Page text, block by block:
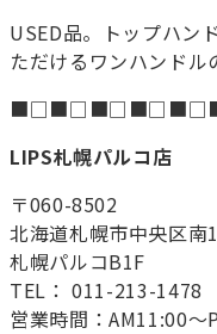
USED品。トップハン
ただけるワンハンドル
LIPS札幌パルコ店
〒060-8502
北海道札幌市中央区南
札幌パルコB1F
TEL： 011-213-1478
営業時間：AM11:00～